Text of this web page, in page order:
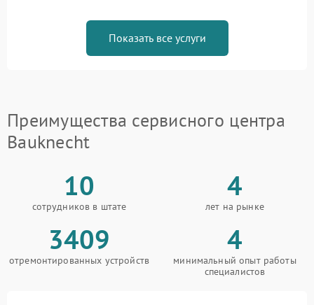
Показать все услуги
Преимущества сервисного центра
Bauknecht
10
сотрудников в штате
4
лет на рынке
3409
отремонтированных устройств
4
минимальный опыт работы
специалистов